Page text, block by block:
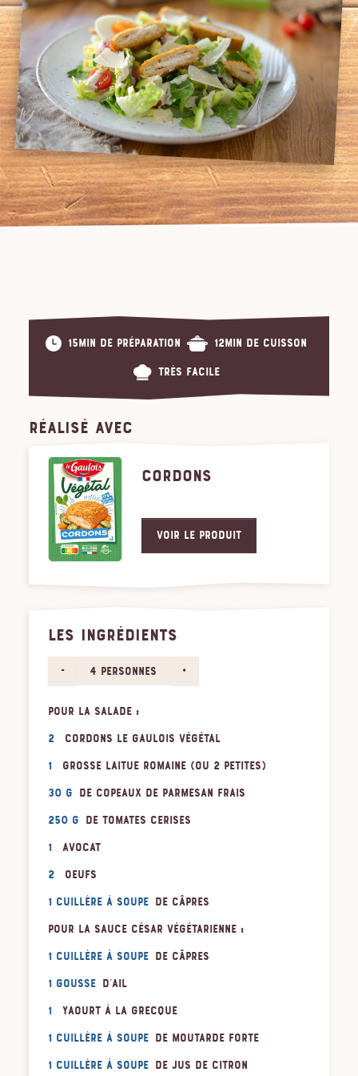
15min de préparation 12min de cuisson
Très facile
RÉALISÉ AVEC
CORDONS
Voir le produit
LES INGRÉDIENTS
- 4 personnes +
Pour la salade :
2 Cordons Le Gaulois Végétal
1 grosse laitue romaine (ou 2 petites)
30 g de copeaux de parmesan frais
250 g de tomates cerises
1 avocat
2 oeufs
1 cuillère à soupe de câpres
Pour la sauce César végétarienne :
1 cuillère à soupe de câpres
1 gousse d'ail
1 yaourt à la grecque
1 cuillère à soupe de moutarde forte
1 cuillère à soupe de jus de citron